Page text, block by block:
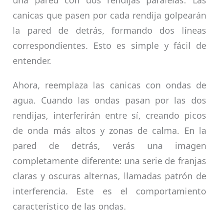
canicas que pasen por cada rendija golpearán
la pared de detrás, formando dos líneas
correspondientes. Esto es simple y fácil de
entender.
Ahora, reemplaza las canicas con ondas de
agua. Cuando las ondas pasan por las dos
rendijas, interferirán entre sí, creando picos
de onda más altos y zonas de calma. En la
pared de detrás, verás una imagen
completamente diferente: una serie de franjas
claras y oscuras alternas, llamadas patrón de
interferencia. Este es el comportamiento
característico de las ondas.